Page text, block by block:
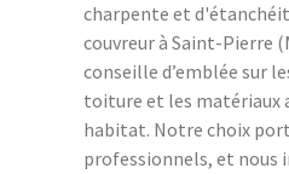
charpente et
couvreur à Saint-Pierre
conseille d’emblée sur
toiture et les matériaux
habitat. Notre choix
professionnels, et nous